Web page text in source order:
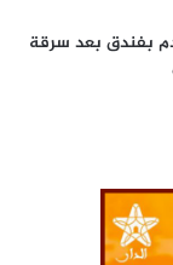
بفندق بعد سرقة